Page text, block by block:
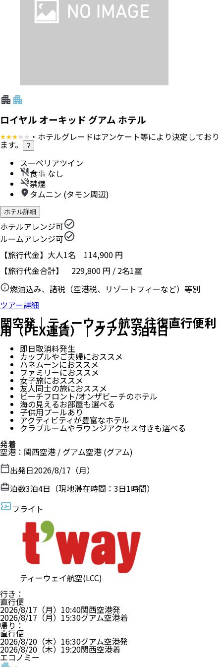
ロイヤル オーキッド グアム ホテル
・ホテルグレードはアンケート等により決定しており
ます。 ?
スーペリアツイン
食事 なし
禁煙
タムニン (タモン周辺)
ホテル詳細
ホテルアレンジ可
ルームアレンジ可
【旅行代金】大人1名 114,900 円
【旅行代金合計】 229,800 円 / 2名1室
燃油込み、諸税（空港税、リゾートフィーなど）等別
ツアー詳細
関空発｜ティーウェイ航空 往復直行便利
用（PEX運賃）｜グアム 3泊4日
即日取消料発生
カップルやご夫婦におススメ
ハネムーンにおススメ
ファミリーにおススメ
女子旅におススメ
友人同士の旅におススメ
ビーチフロント/オンザビーチのホテル
海の見えるお部屋も選べる
子供用プールあり
アクティビティが豊富なホテル
クラブルームやラウンジアクセス付きも選べる
発着
空港 ： 関西空港 / グアム空港 (グアム)
出発日2026/8/17（月）
泊数3泊4日（現地滞在時間： 3日1時間）
フライト
ティーウェイ航空(LCC)
行き ：
直行便
2026/8/17（月） 10:40関西空港発
2026/8/17（月） 15:30グアム空港着
帰り ：
直行便
2026/8/20（木） 16:30グアム空港発
2026/8/20（木） 19:20関西空港着
エコノミー